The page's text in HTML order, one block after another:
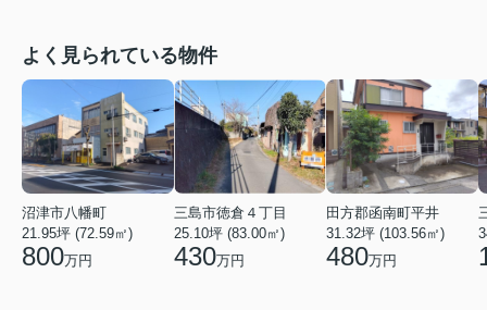
よく見られている物件
沼津市八幡町
21.95坪 (72.59㎡)
800万円
三島市徳倉４丁目
25.10坪 (83.00㎡)
430万円
田方郡函南町平井
31.32坪 (103.56㎡)
480万円